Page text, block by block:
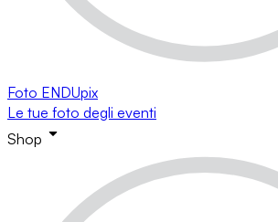
Foto ENDUpix
Le tue foto degli eventi
Shop